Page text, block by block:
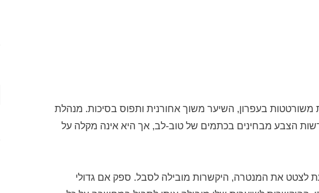
משורטטות בעפרון, השיער משוך אחורנית ותפוס בסיכות. מנהלת
הצבע מבחינים בכתמים של טוב-לב, אך היא אינה מקלה על
לצטט את המנטרה, היקשרות מובילה לסבל. ספק אם גדולי